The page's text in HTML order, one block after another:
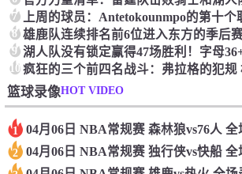
7 上周的球员：Antetokounmpo的第十个
8
9
10
篮球录像HOT VIDEO
1 04月06日 NBA常规赛 森林狼vs76人 全
2 04月06日 NBA常规赛 独行侠vs快船 全